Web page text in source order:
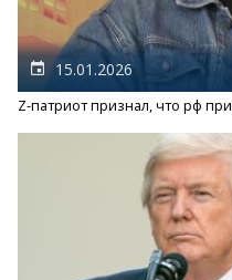
15.01.2026
Z-патриот признал, что рф